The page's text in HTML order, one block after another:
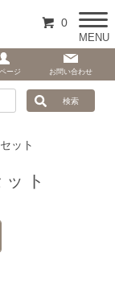
ット
ト
0
MENU
ージ お問い合わせ